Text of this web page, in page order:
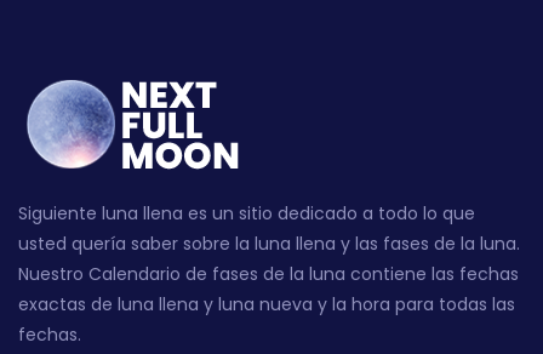
Siguiente luna llena es un sitio dedicado a todo lo que
usted quería saber sobre la luna llena y las fases de la luna.
Nuestro Calendario de fases de la luna contiene las fechas
exactas de luna llena y luna nueva y la hora para todas las
fechas.